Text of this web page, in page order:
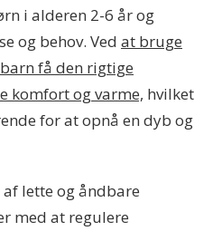
i alderen 2-6 år og
og behov. Ved at bruge
få den rigtige
komfort og varme, hvilket
for at opnå en dyb og
lette og åndbare
med at regulere